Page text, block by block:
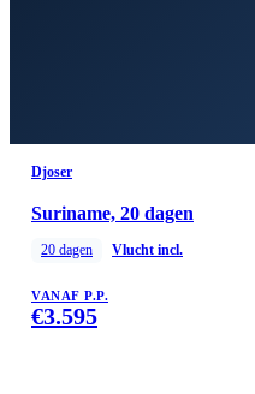
Djoser
Suriname, 20 dagen
20 dagen Vlucht incl.
VANAF P.P.
€3.595